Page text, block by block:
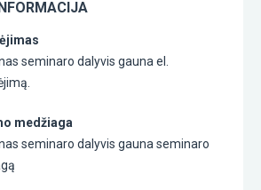
seminaro dalyvis gauna el.
medžiaga
seminaro dalyvis gauna seminaro